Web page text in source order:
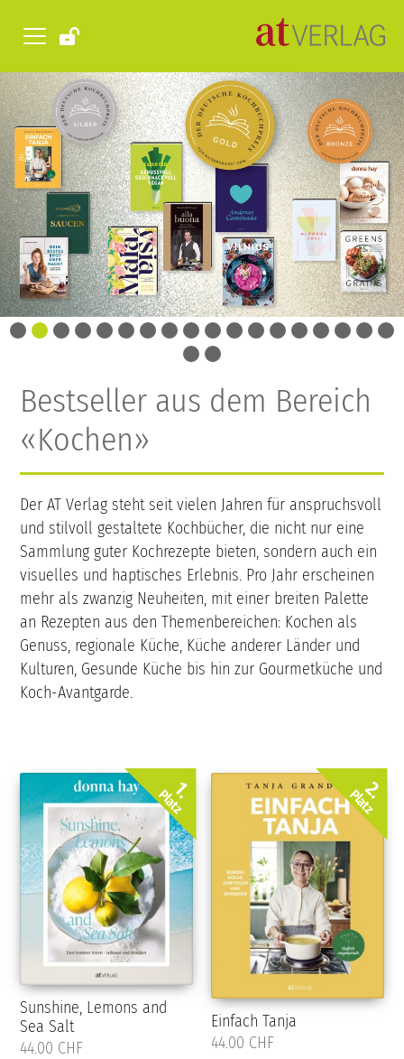
Bestseller aus dem Bereich
«Kochen»
Der AT Verlag steht seit vielen Jahren für anspruchsvoll
und stilvoll gestaltete Kochbücher, die nicht nur eine
Sammlung guter Kochrezepte bieten, sondern auch ein
visuelles und haptisches Erlebnis. Pro Jahr erscheinen
mehr als zwanzig Neuheiten, mit einer breiten Palette
an Rezepten aus den Themenbereichen: Kochen als
Genuss, regionale Küche, Küche anderer Länder und
Kulturen, Gesunde Küche bis hin zur Gourmetküche und
Koch-Avantgarde.
1.
Platz
Sunshine, Lemons and
Sea Salt
44.00 CHF
2.
Platz
Einfach Tanja
44.00 CHF